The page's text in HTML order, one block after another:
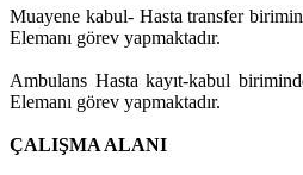
Muayene kabul- Hasta transfer
Elemanı görev yapmaktadır.
Ambulans Hasta kayıt-kabul
Elemanı görev yapmaktadır.
ÇALIŞMA ALANI